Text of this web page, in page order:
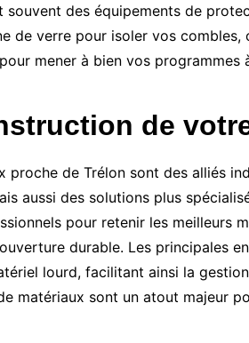
des équipements de
de verre pour isoler vos
mener à bien vos programmes
de
proche de Trélon sont des alliés
aussi des solutions plus
pour retenir les meilleurs
durable. Les principales
lourd, facilitant ainsi la
matériaux sont un atout majeur